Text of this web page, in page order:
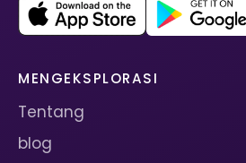
MENGEKSPLORASI
Tentang
blog